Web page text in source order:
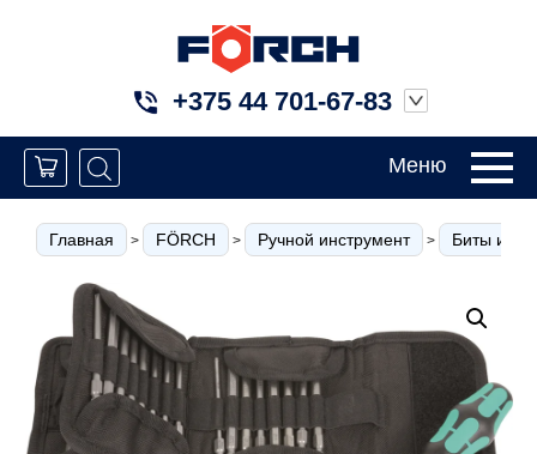
+375 44 701-67-83
Меню
Главная > FÖRCH > Ручной инструмент > Биты и